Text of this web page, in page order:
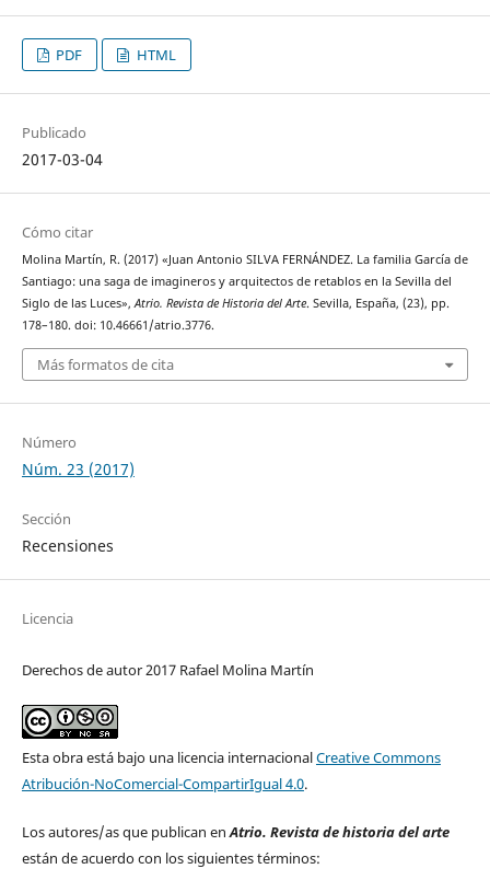
PDF HTML
Publicado
2017-03-04
Cómo citar
Molina Martín, R. (2017) «Juan Antonio SILVA FERNÁNDEZ. La familia García de
Santiago: una saga de imagineros y arquitectos de retablos en la Sevilla del
Siglo de las Luces»,Atrio. Revista de Historia del Arte. Sevilla, España, (23), pp.
178–180. doi: 10.46661/atrio.3776.
Más formatos de cita
Número
Núm. 23 (2017)
Sección
Recensiones
Licencia
Derechos de autor 2017 Rafael Molina Martín
Esta obra está bajo una licencia internacionalCreative Commons
Atribución-NoComercial-CompartirIgual 4.0.
Los autores/as que publican enAtrio. Revista de historia del arte
están de acuerdo con los siguientes términos: